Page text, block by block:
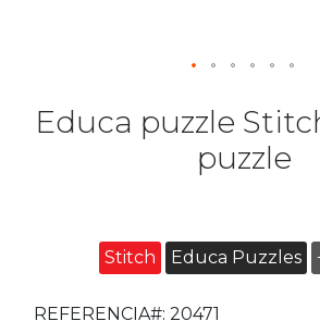
Educa puzzle
puzzle
Stitch Educa Puzzles
REFERENCIA#: 20471